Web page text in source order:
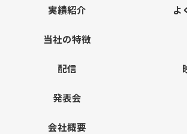
実績紹介 よ
当社の特徴
配信
発表会
会社概要